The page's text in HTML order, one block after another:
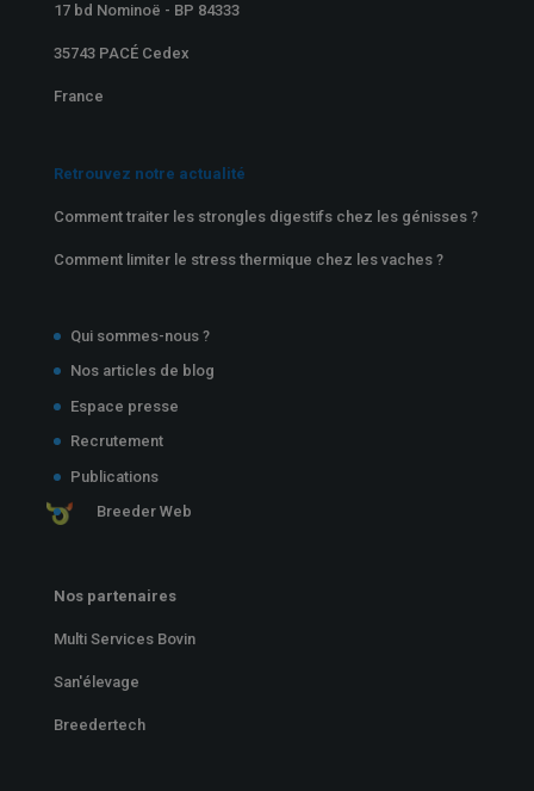
17 bd Nominoë - BP 84333
35743 PACÉ Cedex
France
Retrouvez notre actualité
Comment traiter les strongles digestifs chez les génisses ?
Comment limiter le stress thermique chez les vaches ?
Qui sommes-nous ?
Nos articles de blog
Espace presse
Recrutement
Publications
Breeder Web
Nos partenaires
Multi Services Bovin
San'élevage
Breedertech